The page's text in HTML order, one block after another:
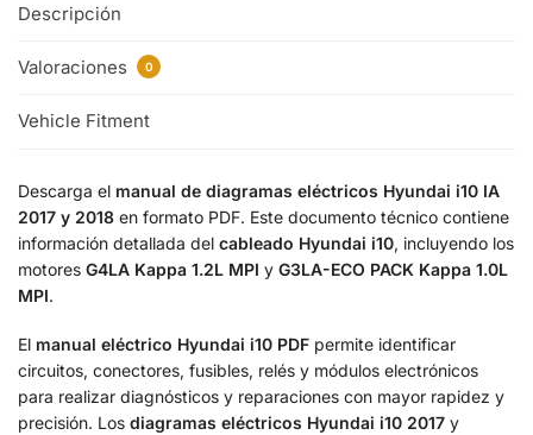
Descripción
Valoraciones 0
Vehicle Fitment
Descarga el manual de diagramas eléctricos Hyundai i10 IA
2017 y 2018 en formato PDF. Este documento técnico contiene
información detallada del cableado Hyundai i10, incluyendo los
motores G4LA Kappa 1.2L MPI y G3LA-ECO PACK Kappa 1.0L
MPI.
El manual eléctrico Hyundai i10 PDF permite identificar
circuitos, conectores, fusibles, relés y módulos electrónicos
para realizar diagnósticos y reparaciones con mayor rapidez y
precisión. Los diagramas eléctricos Hyundai i10 2017 y